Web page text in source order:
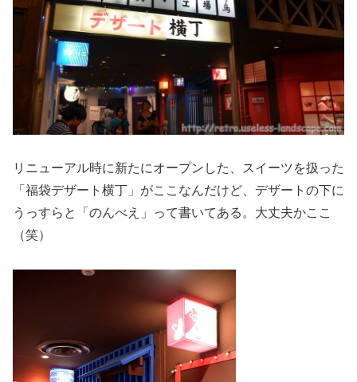
リニューアル時に新たにオープンした、スイーツを扱った
「福袋デザート横丁」がここなんだけど、デザートの下に
うっすらと「のんべえ」って書いてある。大丈夫かここ
（笑）